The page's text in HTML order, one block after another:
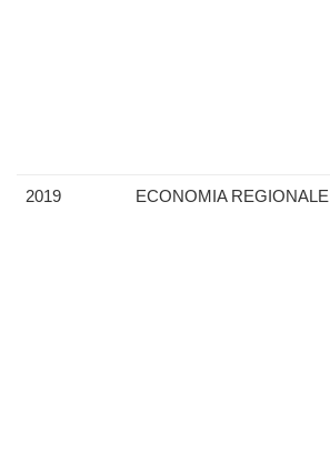
2019 ECONOMIA REGIONALE